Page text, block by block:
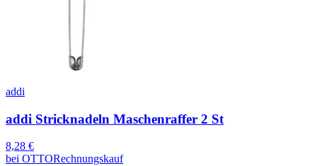
addi
addi Stricknadeln Maschenraffer 2 St
8,28 €
bei OTTORechnungskauf